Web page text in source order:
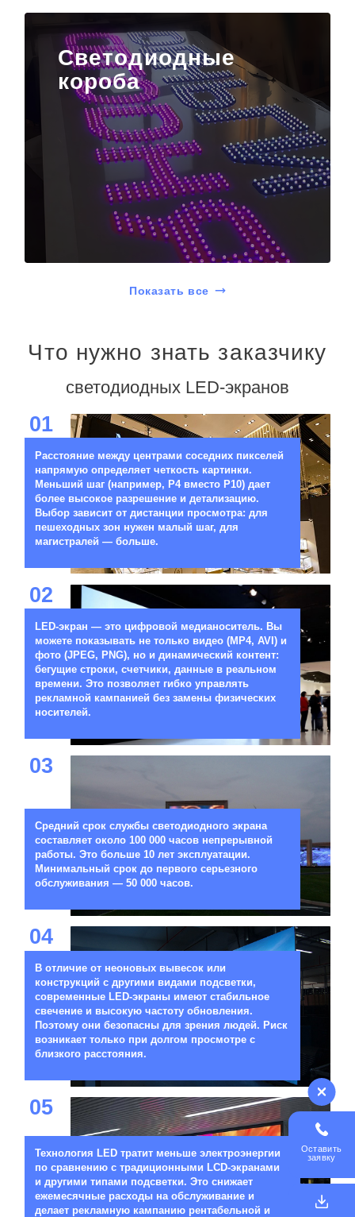
Светодиодные
короба
Показать все
Что нужно знать заказчику
светодиодных LED-экранов
01
Расстояние между центрами соседних пикселей
напрямую определяет четкость картинки.
Меньший шаг (например, P4 вместо P10) дает
более высокое разрешение и детализацию.
Выбор зависит от дистанции просмотра: для
пешеходных зон нужен малый шаг, для
магистралей — больше.
02
LED-экран — это цифровой медианоситель. Вы
можете показывать не только видео (MP4, AVI) и
фото (JPEG, PNG), но и динамический контент:
бегущие строки, счетчики, данные в реальном
времени. Это позволяет гибко управлять
рекламной кампанией без замены физических
носителей.
03
Средний срок службы светодиодного экрана
составляет около 100 000 часов непрерывной
работы. Это больше 10 лет эксплуатации.
Минимальный срок до первого серьезного
обслуживания — 50 000 часов.
04
В отличие от неоновых вывесок или
конструкций с другими видами подсветки,
современные LED-экраны имеют стабильное
свечение и высокую частоту обновления.
Поэтому они безопасны для зрения людей. Риск
возникает только при долгом просмотре с
близкого расстояния.
05
Технология LED тратит меньше электроэнергии
по сравнению с традиционными LCD-экранами
и другими типами подсветки. Это снижает
ежемесячные расходы на обслуживание и
делает рекламную кампанию рентабельной и
Оставить
заявку